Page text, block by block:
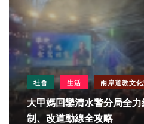
社會 生活 兩岸道教文
大甲媽回鑾清水警分局全
制、改道動線全攻略